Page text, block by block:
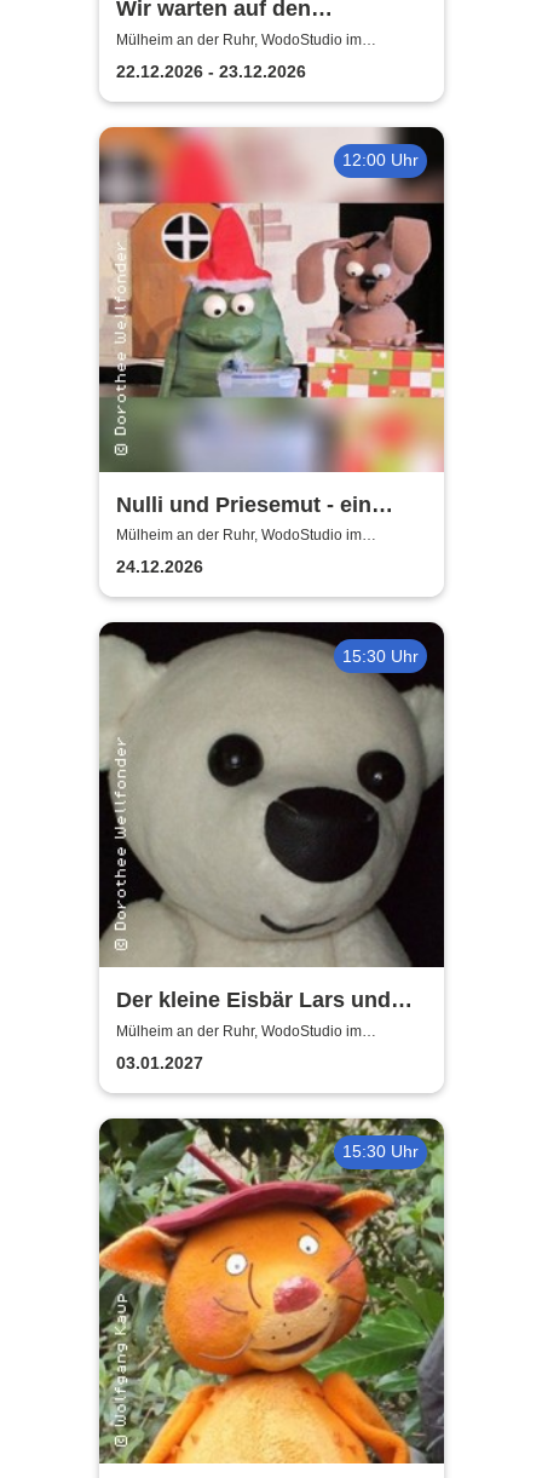
Wir warten auf den
Weihnachtsmann |
WodoStudio im
Ringlokschuppen Ruhr
Mülheim an der Ruhr, WodoStudio im
Ringlokschuppen Ruhr
22.12.2026 - 23.12.2026
12:00 Uhr
Nulli und Priesemut - ein
Baum für den
Weihnachtsmann
Mülheim an der Ruhr, WodoStudio im
Ringlokschuppen Ruhr
24.12.2026
15:30 Uhr
Der kleine Eisbär Lars und
der Angsthase
Mülheim an der Ruhr, WodoStudio im
Ringlokschuppen Ruhr
03.01.2027
15:30 Uhr